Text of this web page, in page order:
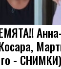
- СНИМКИ)